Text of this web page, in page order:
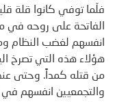
فلّما توفي كانوا قلة
الفاتحة على روحه في
انفسهم لغضب النظام
هؤلاء هذه التي تصرخ
من قتله كمداً. وحتى
والتجمعيين انفسهم في